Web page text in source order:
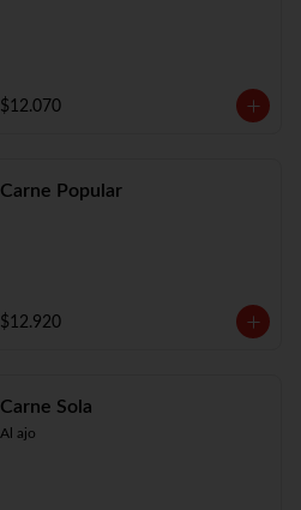
$12.070
Carne Popular
$12.920
Carne Sola
Al ajo